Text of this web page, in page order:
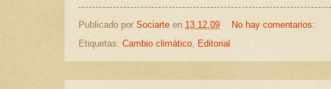
Publicado por Sociarte en 13.12.09
No hay comentarios:
Etiquetas: Cambio climático Editorial